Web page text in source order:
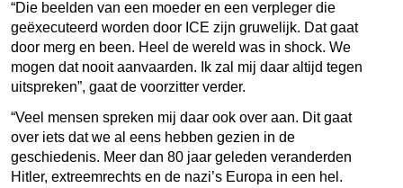
“Die beelden van een moeder en een verpleger die
geëxecuteerd worden door ICE zijn gruwelijk. Dat gaat
door merg en been. Heel de wereld was in shock. We
mogen dat nooit aanvaarden. Ik zal mij daar altijd tegen
uitspreken”, gaat de voorzitter verder.
“Veel mensen spreken mij daar ook over aan. Dit gaat
over iets dat we al eens hebben gezien in de
geschiedenis. Meer dan 80 jaar geleden veranderden
Hitler, extreemrechts en de nazi’s Europa in een hel.